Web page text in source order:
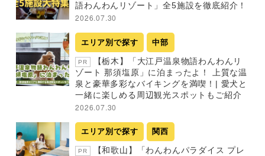
語わんわんリゾート」全5施設を徹底紹介！
2026.07.30
エリア別で探す 中部
PR
【栃木】「大江戸温泉物語わんわんリ
ゾート 那須塩原」に泊まったよ！ 上質な温
泉と豪華多彩なバイキングを満喫！| 愛犬と
一緒に楽しめる周辺観光スポットもご紹介
2026.07.30
エリア別で探す 関西
PR
【和歌山】「わんわんパラダイス プレ